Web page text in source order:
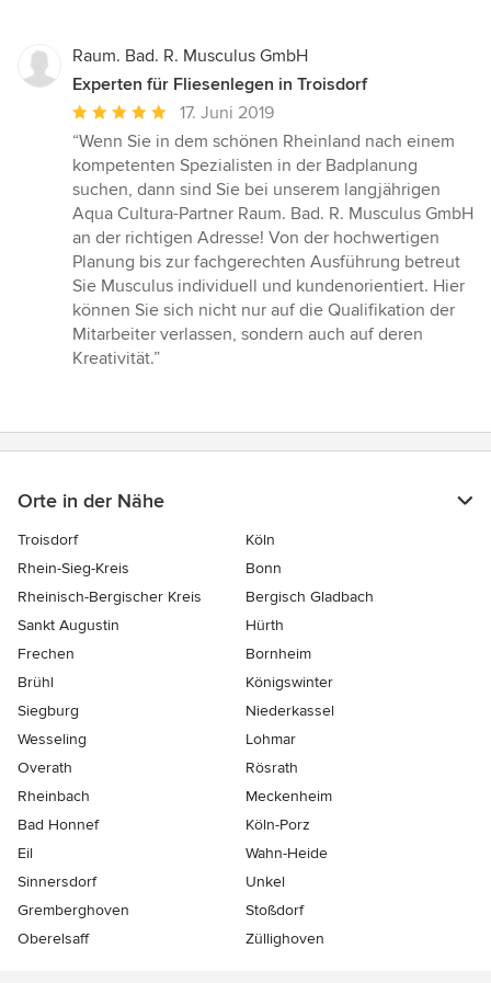
Raum. Bad. R. Musculus GmbH
Experten für Fliesenlegen in Troisdorf
Durchschnittliche
Bewertung:
5
von
5
Sternen
17. Juni 2019
“Wenn Sie in dem schönen Rheinland nach einem
kompetenten Spezialisten in der Badplanung
suchen, dann sind Sie bei unserem langjährigen
Aqua Cultura-Partner Raum. Bad. R. Musculus GmbH
an der richtigen Adresse! Von der hochwertigen
Planung bis zur fachgerechten Ausführung betreut
Sie Musculus individuell und kundenorientiert. Hier
können Sie sich nicht nur auf die Qualifikation der
Mitarbeiter verlassen, sondern auch auf deren
Kreativität.”
Orte in der Nähe
Troisdorf
Köln
Rhein-Sieg-Kreis
Bonn
Rheinisch-Bergischer Kreis
Bergisch Gladbach
Sankt Augustin
Hürth
Frechen
Bornheim
Brühl
Königswinter
Siegburg
Niederkassel
Wesseling
Lohmar
Overath
Rösrath
Rheinbach
Meckenheim
Bad Honnef
Köln-Porz
Eil
Wahn-Heide
Sinnersdorf
Unkel
Gremberghoven
Stoßdorf
Oberelsaff
Züllighoven